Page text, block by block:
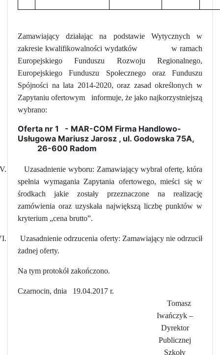
Zamawiający działając na podstawie Wytycznych w
zakresie kwalifikowalności wydatków
w ramach
Europejskiego Funduszu Rozwoju Regionalnego,
Europejskiego Funduszu Społecznego oraz Funduszu
Spójności na lata 2014-2020, oraz zasad określonych w
Zapytaniu ofertowym
informuje, że jako najkorzystniejszą
wybrano:
Oferta nr 1 - MAR-COM Firma Handlowo-
Usługowa Mariusz Jarosz , ul. Godowska 75A,
26-600 Radom
V.
Uzasadnienie wyboru: Zamawiający wybrał ofertę, która
spełnia wymagania Zapytania ofertowego, mieści się w
środkach jakie zostały przeznaczone na realizację
zamówienia oraz uzyskała największą liczbę punktów w
kryterium „cena brutto”.
Uzasadnienie odrzucenia oferty: Zamawiający nie odrzucił
żadnej oferty.
Na tym protokół zakończono.
Czarnocin, dnia
19.04.2017 r.
Tomasz
Iwańczyk –
Dyrektor
Publicznej
Szkoły